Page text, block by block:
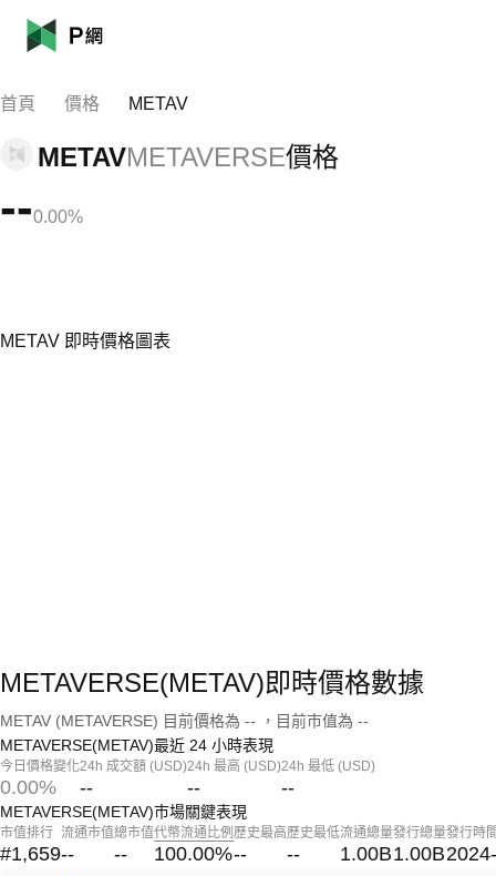
首頁 價格 METAV
METAVMETAVERSE價格
--0.00%
METAV 即時價格圖表
METAVERSE(METAV)即時價格數據
METAV (METAVERSE) 目前價格為 -- ，目前市值為 --
METAVERSE(METAV)最近 24 小時表現
今日價格變化
0.00%
24h 成交額 (USD)
--
24h 最高 (USD)
--
24h 最低 (USD)
--
METAVERSE(METAV)市場關鍵表現
市值排行
#1,659
流通市值
--
總市值
--
代幣流通比例
100.00%
歷史最高
--
歷史最低
--
流通總量
1.00B
發行總量
1.00B
發行時